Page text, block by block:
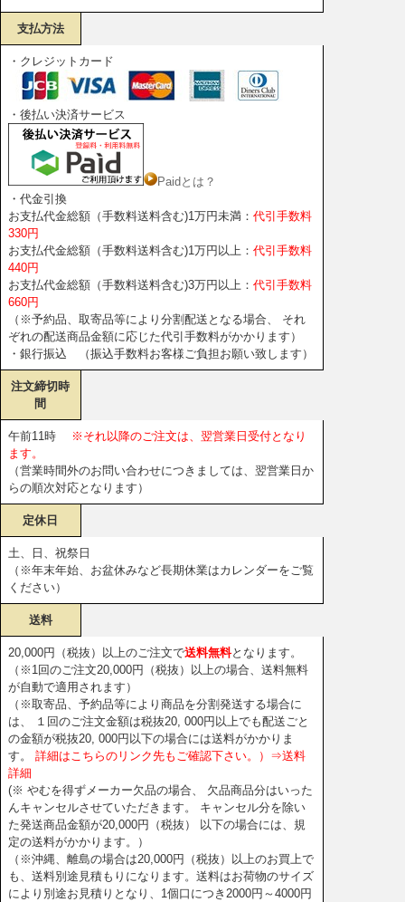
支払方法
・クレジットカード
・後払い決済サービス
Paidとは？
・代金引換
お支払代金総額（手数料送料含む)1万円未満： 代引手数料
330円
お支払代金総額（手数料送料含む)1万円以上： 代引手数料
440円
お支払代金総額（手数料送料含む)3万円以上： 代引手数料
660円
（※予約品、取寄品等により分割配送となる場合、 それ
ぞれの配送商品金額に応じた代引手数料がかかります）
・銀行振込 （振込手数料お客様ご負担お願い致します）
注文締切時
間
午前11時
※それ以降のご注文は、翌営業日受付となり
ます。
（営業時間外のお問い合わせにつきましては、翌営業日か
らの順次対応となります）
定休日
土、日、祝祭日
（※年末年始、お盆休みなど長期休業はカレンダーをご覧
ください）
送料
20,000円（税抜）以上のご注文で送料無料となります。
（※1回のご注文20,000円（税抜）以上の場合、送料無料
が自動で適用されます）
（※取寄品、予約品等により商品を分割発送する場合に
は、 １回のご注文金額は税抜20, 000円以上でも配送ごと
の金額が税抜20, 000円以下の場合には送料がかかりま
す。
詳細はこちらのリンク先もご確認下さい。）⇒送料
詳細
(※ やむを得ずメーカー欠品の場合、 欠品商品分はいった
んキャンセルさせていただきます。 キャンセル分を除い
た発送商品金額が20,000円（税抜） 以下の場合には、規
定の送料がかかります。）
（※沖縄、離島の場合は20,000円（税抜）以上のお買上で
も、送料別途見積もりになります。送料はお荷物のサイズ
により別途お見積りとなり、1個口につき2000円～4000円